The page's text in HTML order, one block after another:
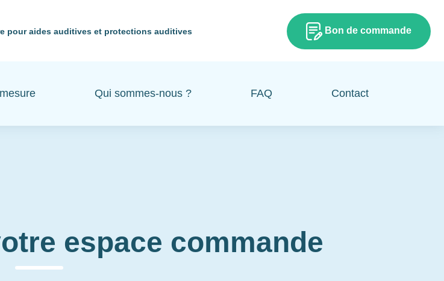
pour aides auditives et protections auditives Bon de commande
Qui sommes-nous ? FAQ Contact
espace commande